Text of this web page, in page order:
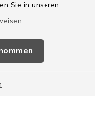
Sie in unseren
.